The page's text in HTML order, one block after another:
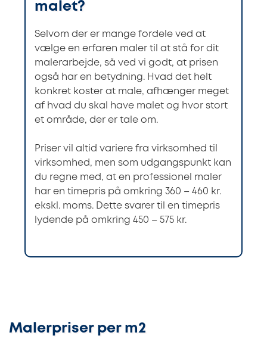
malet?
Selvom der er mange fordele ved at
vælge en erfaren maler til at stå for dit
malerarbejde, så ved vi godt, at prisen
også har en betydning. Hvad det helt
konkret koster at male, afhænger meget
af hvad du skal have malet og hvor stort
et område, der er tale om.
Priser vil altid variere fra virksomhed til
virksomhed, men som udgangspunkt kan
du regne med, at en professionel maler
har en timepris på omkring 360 – 460 kr.
ekskl. moms. Dette svarer til en timepris
lydende på omkring 450 – 575 kr.
Malerpriser per m2